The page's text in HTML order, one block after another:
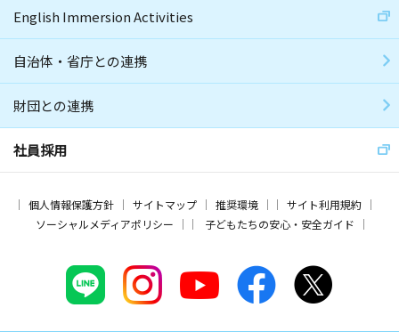
English Immersion Activities
自治体・省庁との連携
財団との連携
社員採用
個人情報保護方針 サイトマップ 推奨環境
サイト利用規約
ソーシャルメディアポリシー
子どもたちの安心・安全ガイド